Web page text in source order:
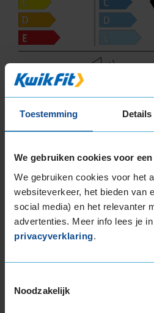
Toestemming Details
We gebruiken cookies voor
We gebruiken cookies voor het
websiteverkeer, het bieden van
social media) en het relevanter
advertenties. Meer info lees je
privacyverklaring.
Noodzakelijk
Deze band is beoordeeld
met een zeer goede
In de categorie grip op nat
gewaardeerd met een C-
deze band goede grip
weersomstandigheden.
De band heeft een extern
een normale